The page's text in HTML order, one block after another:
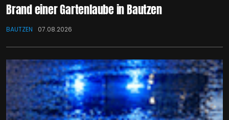
Brand einer Gartenlaube in Bautzen
BAUTZEN 07.08.2026